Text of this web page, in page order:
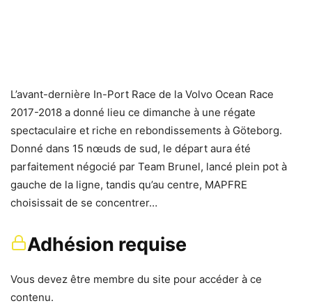
L’avant-dernière In-Port Race de la Volvo Ocean Race
2017-2018 a donné lieu ce dimanche à une régate
spectaculaire et riche en rebondissements à Göteborg.
Donné dans 15 nœuds de sud, le départ aura été
parfaitement négocié par Team Brunel, lancé plein pot à
gauche de la ligne, tandis qu’au centre, MAPFRE
choisissait de se concentrer…
Adhésion requise
Vous devez être membre du site pour accéder à ce
contenu.